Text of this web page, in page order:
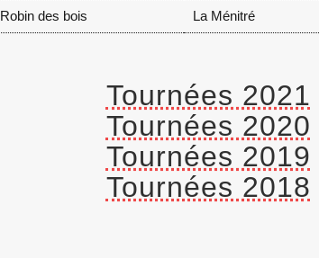
Robin des bois La Ménitré
Tournées 2021
Tournées 2020
Tournées 2019
Tournées 2018